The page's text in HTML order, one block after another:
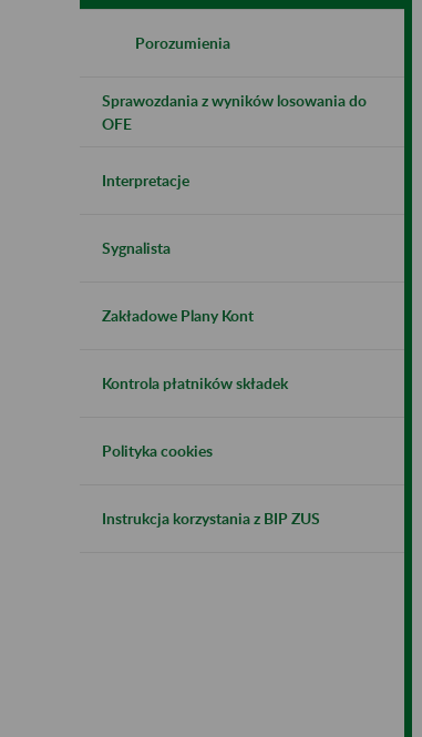
Porozumienia
Sprawozdania z wyników losowania do
OFE
Interpretacje
Sygnalista
Zakładowe Plany Kont
Kontrola płatników składek
Polityka cookies
Instrukcja korzystania z BIP ZUS